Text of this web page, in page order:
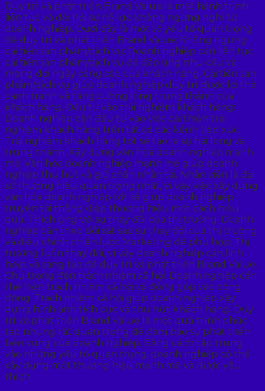
Duy trì và phát triển Brand Value là một hành trình
liên tục và đòi hỏi sự nỗ lực không ngừng nghỉ từ
doanh nghiệp. Dưới đây là một số yếu tố quan trọng
để duy trì và phát triển Brand Value: Không ngừng
cải tiến sản phẩm/dịch vụ: Doanh nghiệp cần liên tục
cải tiến sản phẩm/dịch vụ để đáp ứng nhu cầu và
mong đợi ngày càng cao của khách hàng. Cải tiến sản
phẩm/dịch vụ giúp doanh nghiệp duy trì được lợi thế
cạnh tranh và tăng cường lòng trung thành của
khách hàng. Đầu tư vào trải nghiệm khách hàng:
Doanh nghiệp cần đầu tư vào việc cải thiện trải
nghiệm khách hàng trên tất cả các kênh tiếp xúc.
Trải nghiệm khách hàng tốt sẽ tạo ra sự hài lòng và
trung thành. Xây dựng văn hóa doanh nghiệp mạnh
mẽ: Văn hóa doanh nghiệp mạnh mẽ giúp doanh
nghiệp thu hút và giữ chân nhân tài. Nhân viên là đại
sứ thương hiệu quan trọng nhất, vì vậy việc xây dựng
văn hóa doanh nghiệp tốt sẽ giúp doanh nghiệp
truyền tải thông điệp thương hiệu một cách hiệu
quả. Thích ứng với sự thay đổi của thị trường: Doanh
nghiệp cần theo dõi sát sao sự thay đổi của thị trường
và điều chỉnh chiến lược Marketing để phù hợp. Thị
trường luôn thay đổi, vì vậy doanh nghiệp cần linh
hoạt và sáng tạo để duy trì và phát triển Brand Value.
Chú trọng đến trách nhiệm xã hội: Doanh nghiệp cần
thể hiện trách nhiệm xã hội và đóng góp vào cộng
đồng. Trách nhiệm xã hội giúp doanh nghiệp xây
dựng hình ảnh tích cực và thu hút khách hàng. Duy
trì và phát triển Brand Value là một quá trình phức
tạp nhưng rất quan trọng để đảm bảo sự phát triển
bền vững của doanh nghiệp. Bằng cách tập trung
vào những yếu tố quan trọng, doanh nghiệp có thể
xây dựng một thương hiệu mạnh mẽ và được yêu
thích.